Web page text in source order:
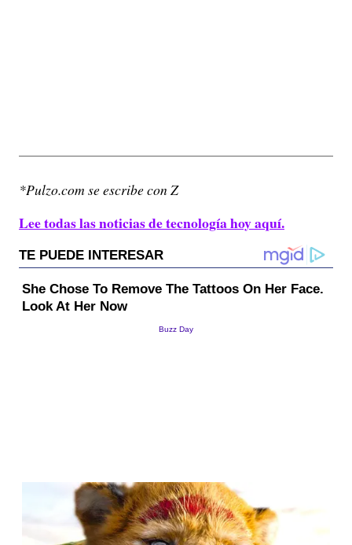
*Pulzo.com se escribe con Z
Lee todas las noticias de tecnología hoy aquí.